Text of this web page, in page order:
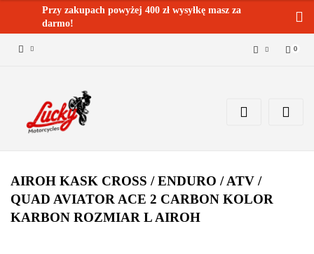
Przy zakupach powyżej 400 zł wysyłkę masz za
darmo!
Dodaj zgłoszenie
0
AIROH KASK CROSS / ENDURO / ATV /
QUAD AVIATOR ACE 2 CARBON KOLOR
KARBON ROZMIAR L AIROH